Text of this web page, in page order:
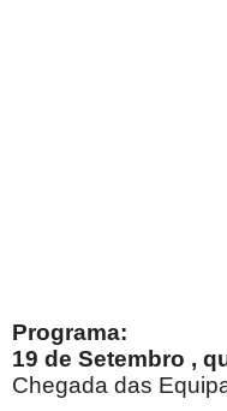
Programa:
19 de Setembro ,
Chegada das